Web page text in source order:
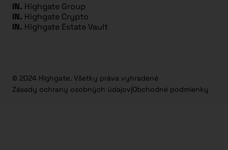
IN. Highgate Group
IN. Highgate Crypto
IN. Highgate Estate Vault
© 2024 Highgate. Všetky práva vyhradené
Zásady ochrany osobných údajov|Obchodné podmienky